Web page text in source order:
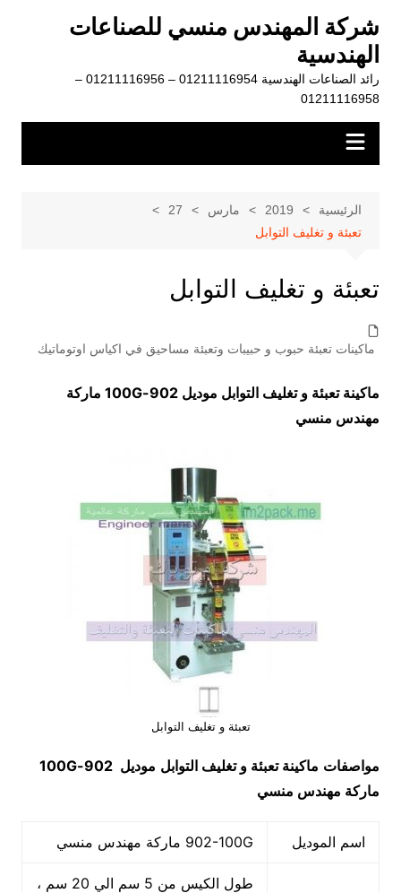
المحتوى
شركة المهندس منسي للصناعات
الهندسية
رائد الصناعات الهندسية 01211116954 – 01211116956 –
01211116958
الرئيسية 2019 مارس
27
تعبئة و تغليف التوابل
تعبئة و تغليف التوابل
ماكينات تعبئة حبوب و حبيبات وتعبئة مساحيق في اكياس اوتوماتيك
ماكينة تعبئة و تغليف التوابل موديل 902-100G
ماركة
مهندس منسي
تعبئة و تغليف التوابل
مواصفات ماكينةتعبئة و تغليف التوابل موديل 902-100G
ماركة مهندس منسي
اسم الموديل 902-100G ماركة مهندس منسي
طول الكيس من 5 سم الي 20 سم ،